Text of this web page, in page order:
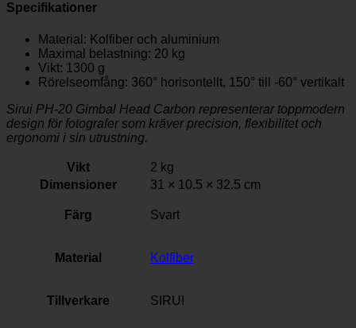
Specifikationer
Material: Kolfiber och aluminium
Maximal belastning: 20 kg
Vikt: 1300 g
Rörelseomfång: 360° horisontellt, 150° till -60° vertikalt
Sirui PH-20 Gimbal Head Carbon representerar toppmodern
design för fotografer som kräver precision, flexibilitet och
ergonomi i sin utrustning.
Vikt
2 kg
Dimensioner
31 × 10.5 × 32.5 cm
Färg Svart
Material Kolfiber
Tillverkare SIRUI